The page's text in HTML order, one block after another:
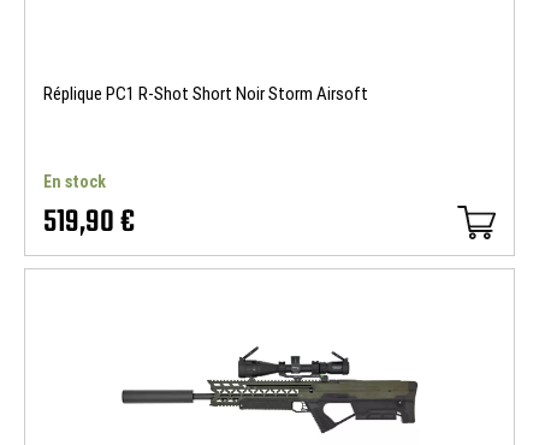
Réplique PC1 R-Shot Short Noir Storm Airsoft
En stock
519,90 €